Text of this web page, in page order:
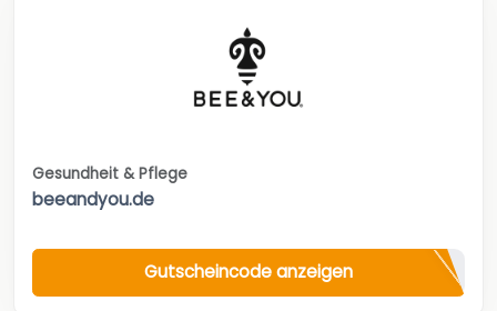
Gesundheit & Pflege
beeandyou.de
Gutscheincode anzeigen